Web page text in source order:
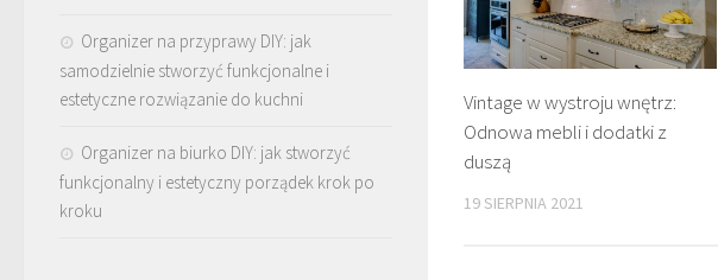
Vintage w wystroju wnętrz:
Odnowa mebli i dodatki z
duszą
19 SIERPNIA 2021
Organizer na przyprawy DIY: jak
samodzielnie stworzyć funkcjonalne i
estetyczne rozwiązanie do kuchni
Organizer na biurko DIY: jak stworzyć
funkcjonalny i estetyczny porządek krok po
kroku